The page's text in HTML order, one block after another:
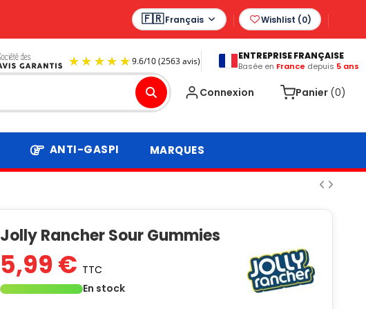
Français Wishlist (0)
9.6/10 (2563 avis)
ENTREPRISE FRANÇAISE
Basée en France depuis 5 ans
Connexion Panier (0)
ANTI-GASPI MARQUES
Jolly Rancher Sour Gummies
5,99 € TTC
En stock